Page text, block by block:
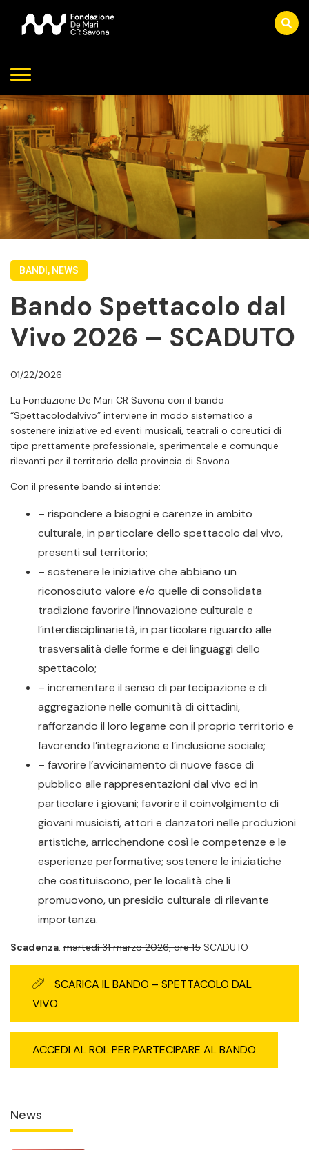
BANDI, NEWS
Bando Spettacolo dal
Vivo 2026 – SCADUTO
01/22/2026
La Fondazione De Mari CR Savona con il bando
“Spettacolodalvivo” interviene in modo sistematico a
sostenere iniziative ed eventi musicali, teatrali o coreutici di
tipo prettamente professionale, sperimentale e comunque
rilevanti per il territorio della provincia di Savona.
Con il presente bando si intende:
– rispondere a bisogni e carenze in ambito
culturale, in particolare dello spettacolo dal vivo,
presenti sul territorio;
– sostenere le iniziative che abbiano un
riconosciuto valore e/o quelle di consolidata
tradizione favorire l’innovazione culturale e
l’interdisciplinarietà, in particolare riguardo alle
trasversalità delle forme e dei linguaggi dello
spettacolo;
– incrementare il senso di partecipazione e di
aggregazione nelle comunità di cittadini,
rafforzando il loro legame con il proprio territorio e
favorendo l’integrazione e l’inclusione sociale;
– favorire l’avvicinamento di nuove fasce di
pubblico alle rappresentazioni dal vivo ed in
particolare i giovani; favorire il coinvolgimento di
giovani musicisti, attori e danzatori nelle produzioni
artistiche, arricchendone così le competenze e le
esperienze performative; sostenere le iniziatiche
che costituiscono, per le località che li
promuovono, un presidio culturale di rilevante
importanza.
Scadenza: martedì 31 marzo 2026, ore 15 SCADUTO
SCARICA IL BANDO – SPETTACOLO DAL
VIVO
ACCEDI AL ROL PER PARTECIPARE AL BANDO
News